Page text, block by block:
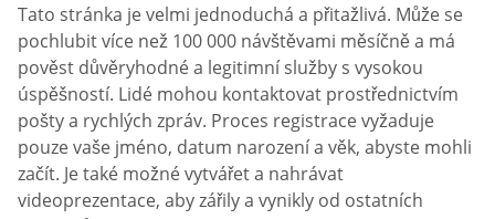
Tato stránka je velmi jednoduchá a přitažlivá. Může se
pochlubit více než 100 000 návštěvami měsíčně a má
pověst důvěryhodné a legitimní služby s vysokou
úspěšností. Lidé mohou kontaktovat prostřednictvím
pošty a rychlých zpráv. Proces registrace vyžaduje
pouze vaše jméno, datum narození a věk, abyste mohli
začít. Je také možné vytvářet a nahrávat
videoprezentace, aby zářily a vynikly od ostatních